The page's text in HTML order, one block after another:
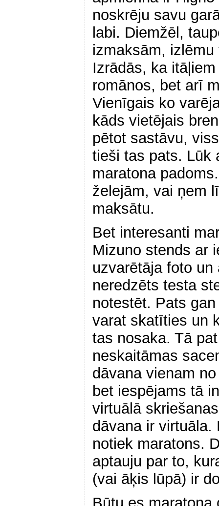
noskrēju savu
labi. Diemžēl,
izmaksām,
Izrādās, ka
romānos, bet arī
Vienīgais ko
kāds vietējais
pētot sastāvu,
tieši tas pats. Lūk
maratona
želejām, vai ņem
maksātu.
Bet interesanti
Mizuno stends ar
uzvarētāja foto
neredzēts testa
notestēt. Pats
varat skatīties un
tas nosaka. Tā
neskaitāmas
dāvana vienam
bet iespējams tā
virtuālā
dāvana ir virtuāla.
notiek maratons.
aptauju par to,
(vai āķis lūpā) ir